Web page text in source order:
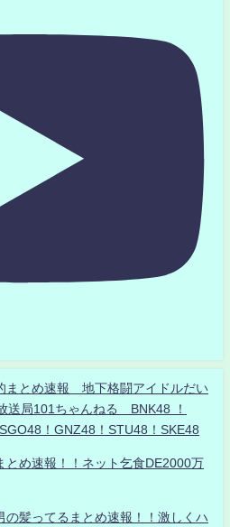
まとめ速報 地下格闘アイドルだい
局101ちゃんねる BNK48 ！
！GNZ48！STU48！SKE48
とめ速報！！ネット乞食DE2000万
の髪ってるまとめ速報！！激しくハ